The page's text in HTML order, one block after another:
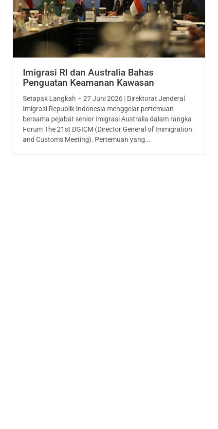
Imigrasi RI dan Australia Bahas
Penguatan Keamanan Kawasan
Setapak Langkah – 27 Juni 2026 | Direktorat Jenderal
Imigrasi Republik Indonesia menggelar pertemuan
bersama pejabat senior Imigrasi Australia dalam rangka
Forum The 21st DGICM (Director General of Immigration
and Customs Meeting). Pertemuan yang...